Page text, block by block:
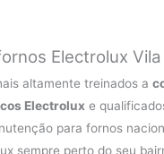
Electrolux Vila
altamente treinados a
Electrolux e
para fornos
sempre perto do seu